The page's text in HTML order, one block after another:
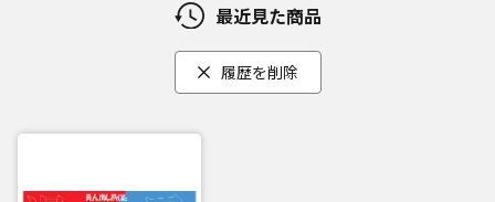
最近見た商品
履歴を削除